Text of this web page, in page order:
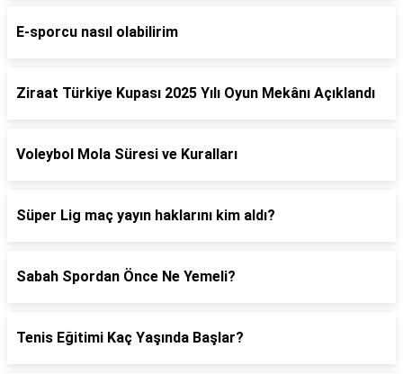
E-sporcu nasıl olabilirim
Ziraat Türkiye Kupası 2025 Yılı Oyun Mekânı Açıklandı
Voleybol Mola Süresi ve Kuralları
Süper Lig maç yayın haklarını kim aldı?
Sabah Spordan Önce Ne Yemeli?
Tenis Eğitimi Kaç Yaşında Başlar?